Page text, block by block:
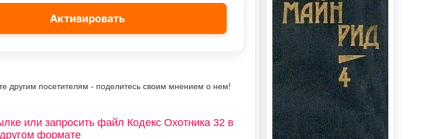
Активировать
другим посетителям - поделитесь своим мнением о нем!
или запросить файл Кодекс Охотника 32 в
другом формате